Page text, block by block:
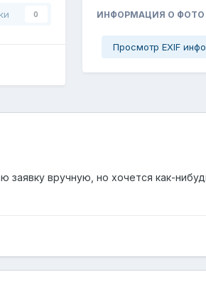
0 ИНФОРМАЦИЯ О ФОТО
Просмотр EXIF
вручную, но хочется как-